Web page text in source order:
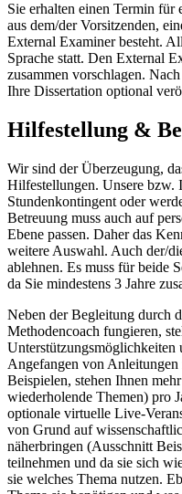
Sie erhalten einen Termin für
aus dem/der Vorsitzenden,
External Examiner besteht.
Sprache statt. Den External
zusammen vorschlagen.
Ihre Dissertation optional
Hilfestellung &
Wir sind der Überzeugung,
Hilfestellungen. Unsere bzw.
Stundenkontingent oder
Betreuung muss auch auf
Ebene passen. Daher das
weitere Auswahl. Auch der/
ablehnen. Es muss für beide
da Sie mindestens 3 Jahre
Neben der Begleitung durch
Methodencoach fungieren,
Unterstützungsmöglichkeiten
Angefangen von
Beispielen, stehen Ihnen
wiederholende Themen) pro
optionale virtuelle Live-
von Grund auf
näherbringen (Ausschnitt
teilnehmen und da sie sich
sie welches Thema nutzen.